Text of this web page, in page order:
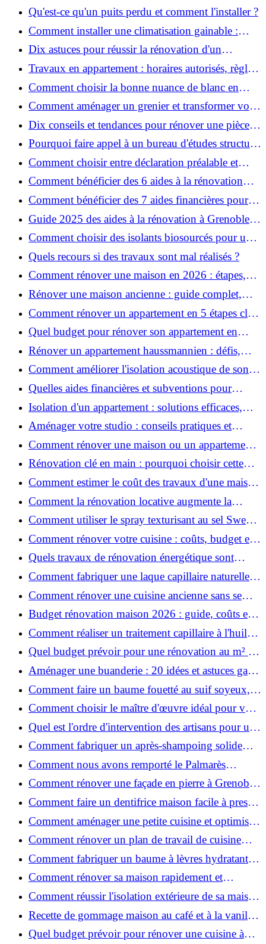
Qu'est-ce qu'un puits perdu et comment l'installer ?
Comment installer une climatisation gainable :
coût, étapes et conseils ?
Dix astuces pour réussir la rénovation d'un
appartement
Travaux en appartement : horaires autorisés, règles
et bonnes pratiques
Comment choisir la bonne nuance de blanc en
décoration et éviter les pièges ?
Comment aménager un grenier et transformer vos
combles en espace habitable ?
Dix conseils et tendances pour rénover une pièce
de la maison
Pourquoi faire appel à un bureau d'études structure
pour garantir la sécurité de vos rénovations ?
Comment choisir entre déclaration préalable et
permis de construire pour vos travaux ?
Comment bénéficier des 6 aides à la rénovation
énergétique à Grenoble ?
Comment bénéficier des 7 aides financières pour la
rénovation énergétique à Voiron ?
Guide 2025 des aides à la rénovation à Grenoble et
Voiron : MaPrimeRénov’, CEE, aides locales
Comment choisir des isolants biosourcés pour une
rénovation écologique ?
Quels recours si des travaux sont mal réalisés ?
Comment rénover une maison en 2026 : étapes,
coûts et conseils ?
Rénover une maison ancienne : guide complet,
étapes, budget et astuces
Comment rénover un appartement en 5 étapes clés
?
Quel budget pour rénover son appartement en
2026 ?
Rénover un appartement haussmannien : défis,
conseils pratiques et estimation des prix
Comment améliorer l'isolation acoustique de son
appartement ?
Quelles aides financières et subventions pour
rénover votre appartement en 2026 ?
Isolation d'un appartement : solutions efficaces,
prix et conseils
Aménager votre studio : conseils pratiques et
erreurs à éviter
Comment rénover une maison ou un appartement
avec 50 000 € : budget, étapes et astuces ?
Rénovation clé en main : pourquoi choisir cette
solution et à quoi faire attention ?
Comment estimer le coût des travaux d'une maison
?
Comment la rénovation locative augmente la
rentabilité de votre parc immobilier ?
Comment utiliser le spray texturisant au sel Sweet
Salt pour des cheveux effet plage ?
Comment rénover votre cuisine : coûts, budget et
astuces bois ?
Quels travaux de rénovation énergétique sont
éligibles à MaPrimeRénov' ?
Comment fabriquer une laque capillaire naturelle
maison ?
Comment rénover une cuisine ancienne sans se
ruiner ?
Budget rénovation maison 2026 : guide, coûts et
astuces
Comment réaliser un traitement capillaire à l'huile
maison efficace ?
Quel budget prévoir pour une rénovation au m² en
2026 ?
Aménager une buanderie : 20 idées et astuces gain
de place pour un espace fonctionnel et stylé
Comment faire un baume fouetté au suif soyeux,
fait maison ?
Comment choisir le maître d'œuvre idéal pour vos
travaux de rénovation ?
Quel est l'ordre d'intervention des artisans pour une
rénovation ?
Comment fabriquer un après-shampoing solide
naturel pour cheveux ?
Comment nous avons remporté le Palmarès
(Ré)HABITER 2025 : les coulisses du projet primé
?
Comment rénover une façade en pierre à Grenoble
: techniques, coûts et conseils
Comment faire un dentifrice maison facile à presser
?
Comment aménager une petite cuisine et optimiser
chaque centimètre carré ?
Comment rénover un plan de travail de cuisine
facilement : guide étape par étape
Comment fabriquer un baume à lèvres hydratant et
naturel au suif ?
Comment rénover sa maison rapidement et
efficacement ?
Comment réussir l'isolation extérieure de sa maison
pour une rénovation performante et durable ?
Recette de gommage maison au café et à la vanille
pour une peau douce
Quel budget prévoir pour rénover une cuisine à